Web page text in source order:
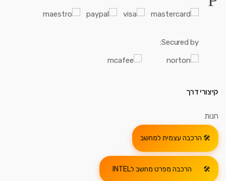
Secured by:
קיצורי דרך
חנות
הרכבה עצמית למחשב
הרכבה מפרט מחשב לINTEL